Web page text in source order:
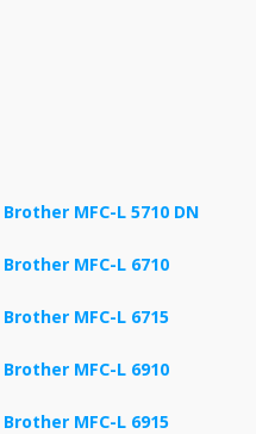
Brother MFC-L 5710 DN
Brother MFC-L 6710
Brother MFC-L 6715
Brother MFC-L 6910
Brother MFC-L 6915